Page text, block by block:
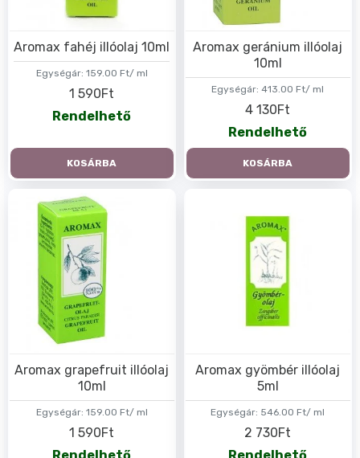
Egységár: 159.00 Ft/ ml
Aromax fahéj illóolaj 10ml
1 590Ft
Rendelhető
KOSÁRBA
Egységár: 413.00 Ft/ ml
Aromax geránium illóolaj
10ml
4 130Ft
Rendelhető
KOSÁRBA
Egységár: 159.00 Ft/ ml
Aromax grapefruit illóolaj
10ml
1 590Ft
Egységár: 546.00 Ft/ ml
Aromax gyömbér illóolaj
5ml
2 730Ft